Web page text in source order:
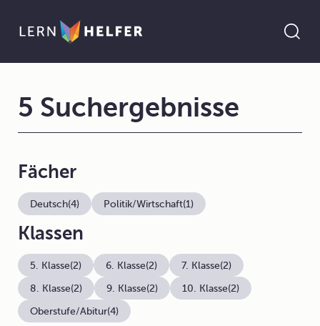
5 Suchergebnisse
Fächer
Deutsch(4) Politik/Wirtschaft(1)
Klassen
5. Klasse(2) 6. Klasse(2) 7. Klasse(2)
8. Klasse(2) 9. Klasse(2) 10. Klasse(2)
Oberstufe/Abitur(4)